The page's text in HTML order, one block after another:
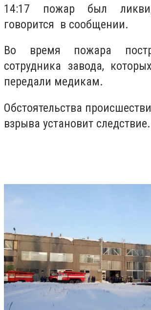
14:17 пожар был
говорится в сообщении.
Во время пожара
сотрудника завода,
передали медикам.
Обстоятельства
взрыва установит следствие.